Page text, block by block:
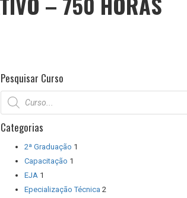
Pesquisar Curso
Pesquisar
produtos
Categorias
2ª Graduação 1
Capacitação 1
EJA 1
Epecialização Técnica 2